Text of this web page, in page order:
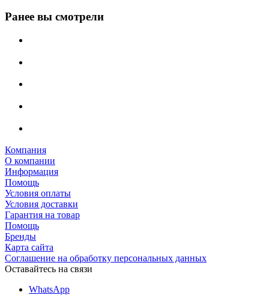
Ранее вы смотрели
Компания
О компании
Информация
Помощь
Условия оплаты
Условия доставки
Гарантия на товар
Помощь
Бренды
Карта сайта
Соглашение на обработку персональных данных
Оставайтесь на связи
WhatsApp